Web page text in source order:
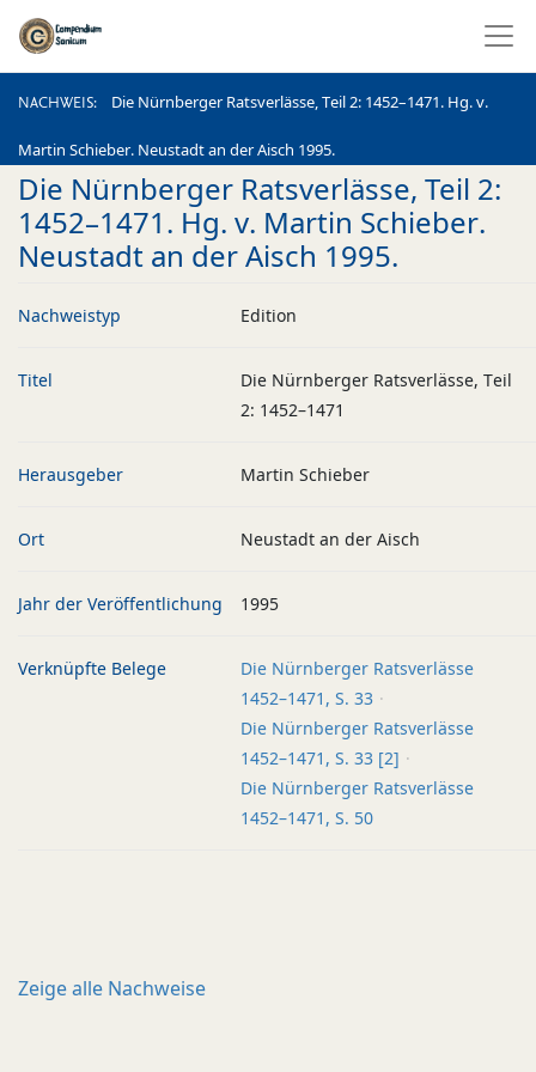
NACHWEIS Die Nürnberger Ratsverlässe, Teil 2: 1452–1471. Hg. v.
Martin Schieber. Neustadt an der Aisch 1995.
NACHWEIS
Die Nürnberger Ratsverlässe, Teil 2:
1452–1471. Hg. v. Martin Schieber.
Neustadt an der Aisch 1995.
Nachweistyp Edition
Titel
Die Nürnberger Ratsverlässe, Teil
2: 1452–1471
Herausgeber Martin Schieber
Ort Neustadt an der Aisch
Jahr der Veröffentlichung 1995
Verknüpfte Belege
Die Nürnberger Ratsverlässe
1452–1471, S. 33
Die Nürnberger Ratsverlässe
1452–1471, S. 33 [2]
Die Nürnberger Ratsverlässe
1452–1471, S. 50
Zeige alle Nachweise